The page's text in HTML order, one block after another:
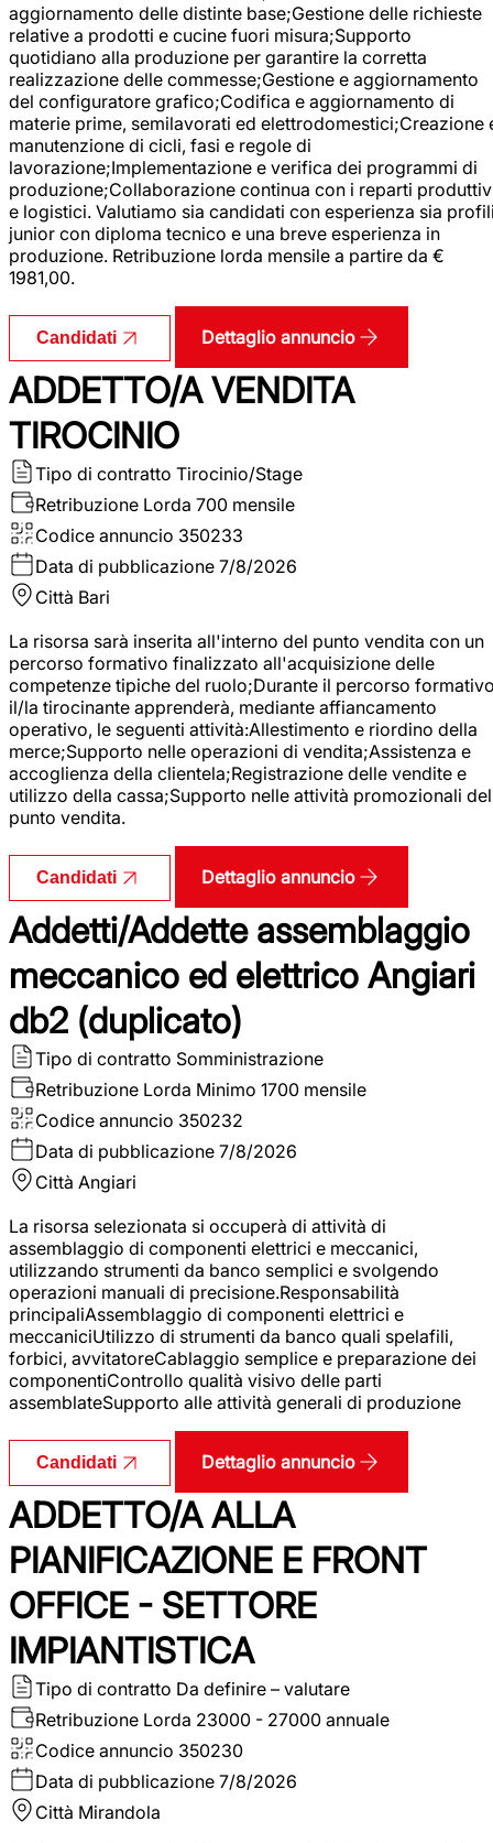
aggiornamento delle distinte base;Gestione delle richieste
relative a prodotti e cucine fuori misura;Supporto
quotidiano alla produzione per garantire la corretta
realizzazione delle commesse;Gestione e aggiornamento
del configuratore grafico;Codifica e aggiornamento di
materie prime, semilavorati ed elettrodomestici;Creazione
manutenzione di cicli, fasi e regole di
lavorazione;Implementazione e verifica dei programmi di
produzione;Collaborazione continua con i reparti
e logistici. Valutiamo sia candidati con esperienza sia
junior con diploma tecnico e una breve esperienza in
produzione. Retribuzione lorda mensile a partire da €
1981,00.
Candidati Dettaglio annuncio
ADDETTO/A VENDITA
TIROCINIO
Tipo di contratto Tirocinio/Stage
Retribuzione Lorda 700 mensile
Codice annuncio 350233
Data di pubblicazione 7/8/2026
Città Bari
La risorsa sarà inserita all'interno del punto vendita con un
percorso formativo finalizzato all'acquisizione delle
competenze tipiche del ruolo;Durante il percorso
il/la tirocinante apprenderà, mediante affiancamento
operativo, le seguenti attività:Allestimento e riordino della
merce;Supporto nelle operazioni di vendita;Assistenza e
accoglienza della clientela;Registrazione delle vendite e
utilizzo della cassa;Supporto nelle attività promozionali del
punto vendita.
Candidati Dettaglio annuncio
Addetti/Addette assemblaggio
meccanico ed elettrico Angiari
db2 (duplicato)
Tipo di contratto Somministrazione
Retribuzione Lorda Minimo 1700 mensile
Codice annuncio 350232
Data di pubblicazione 7/8/2026
Città Angiari
La risorsa selezionata si occuperà di attività di
assemblaggio di componenti elettrici e meccanici,
utilizzando strumenti da banco semplici e svolgendo
operazioni manuali di precisione.Responsabilità
principaliAssemblaggio di componenti elettrici e
meccaniciUtilizzo di strumenti da banco quali spelafili,
forbici, avvitatoreCablaggio semplice e preparazione dei
componentiControllo qualità visivo delle parti
assemblateSupporto alle attività generali di produzione
Candidati Dettaglio annuncio
ADDETTO/A ALLA
PIANIFICAZIONE E FRONT
OFFICE - SETTORE
IMPIANTISTICA
Tipo di contratto Da definire – valutare
Retribuzione Lorda 23000 - 27000 annuale
Codice annuncio 350230
Data di pubblicazione 7/8/2026
Città Mirandola